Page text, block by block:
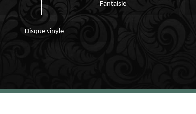
Fantaisie
Disque vinyle